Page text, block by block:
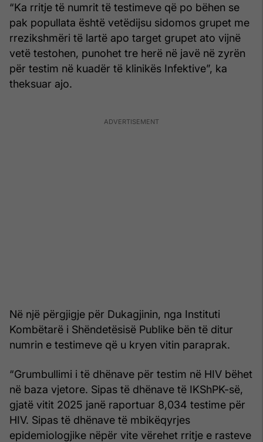
“Ka rritje të numrit të testimeve që po bëhen se
pak popullata është vetëdijsu sidomos grupet me
rrezikshmëri të lartë apo target grupet ato vijnë
vetë testohen, punohet tre herë në javë në zyrën
për testim në kuadër të klinikës Infektive”, ka
theksuar ajo.
Në një përgjigje për Dukagjinin, nga Instituti
Kombëtarë i Shëndetësisë Publike bën të ditur
numrin e testimeve që u kryen vitin paraprak.
“Grumbullimi i të dhënave për testim në HIV bëhet
në baza vjetore. Sipas të dhënave të IKShPK-së,
gjatë vitit 2025 janë raportuar 8,034 testime për
HIV. Sipas të dhënave të mbikëqyrjes
epidemiologjike nëpër vite vërehet rritje e rasteve